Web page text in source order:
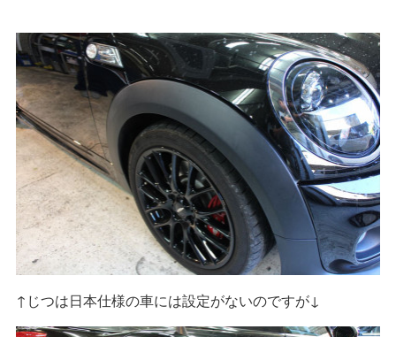
↑じつは日本仕様の車には設定がないのですが↓